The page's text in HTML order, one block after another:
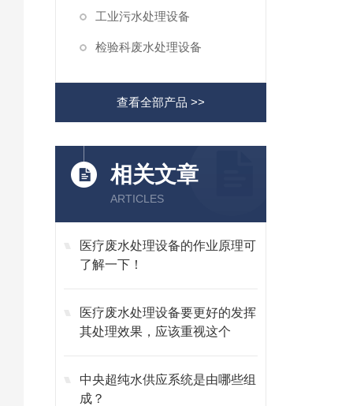
工业污水处理设备
检验科废水处理设备
查看全部产品 >>
相关文章
ARTICLES
医疗废水处理设备的作业原理可
了解一下！
医疗废水处理设备要更好的发挥
其处理效果，应该重视这个
中央超纯水供应系统是由哪些组
成？